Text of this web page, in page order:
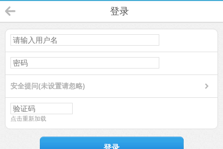
登录
安全提问(未设置请忽略)
点击重新加载